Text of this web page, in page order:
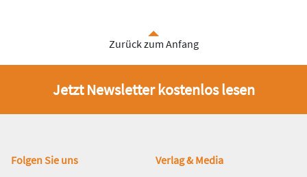
Zurück zum Anfang
Jetzt Newsletter kostenlos lesen
Fußbereich
Folgen Sie uns Verlag & Media